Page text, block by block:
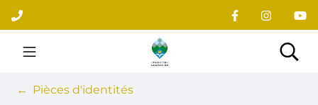
Aller
au
contenu
Site officiel du village
Pièces d'identités